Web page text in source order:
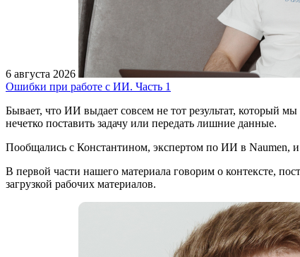
6 августа 2026
Ошибки при работе с ИИ. Часть 1
Бывает, что ИИ выдает совсем не тот результат, который
нечетко поставить задачу или передать лишние данные.
Пообщались с Константином, экспертом по ИИ в Naumen, и
В первой части нашего материала говорим о контексте,
загрузкой рабочих материалов.